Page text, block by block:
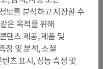
보를 분석하고 저장할 수
은 목적을 위해
텐츠 제공, 제품 및
정 및 분석, 소셜
츠 표시, 성능 측정 및